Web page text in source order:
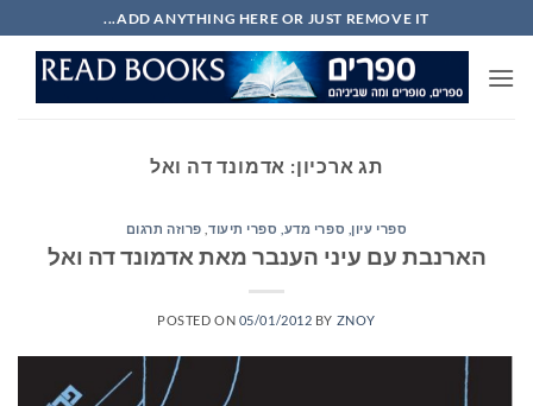
to
content
ADD ANYTHING HERE OR JUST REMOVE IT...
תג ארכיון: אדמונד דה ואל
ספרי עיון, ספרי מדע, ספרי תיעוד פרוזה תרגום
הארנבת עם עיני הענבר מאת אדמונד דה ואל
POSTED ON 05/01/2012 BY ZNOY